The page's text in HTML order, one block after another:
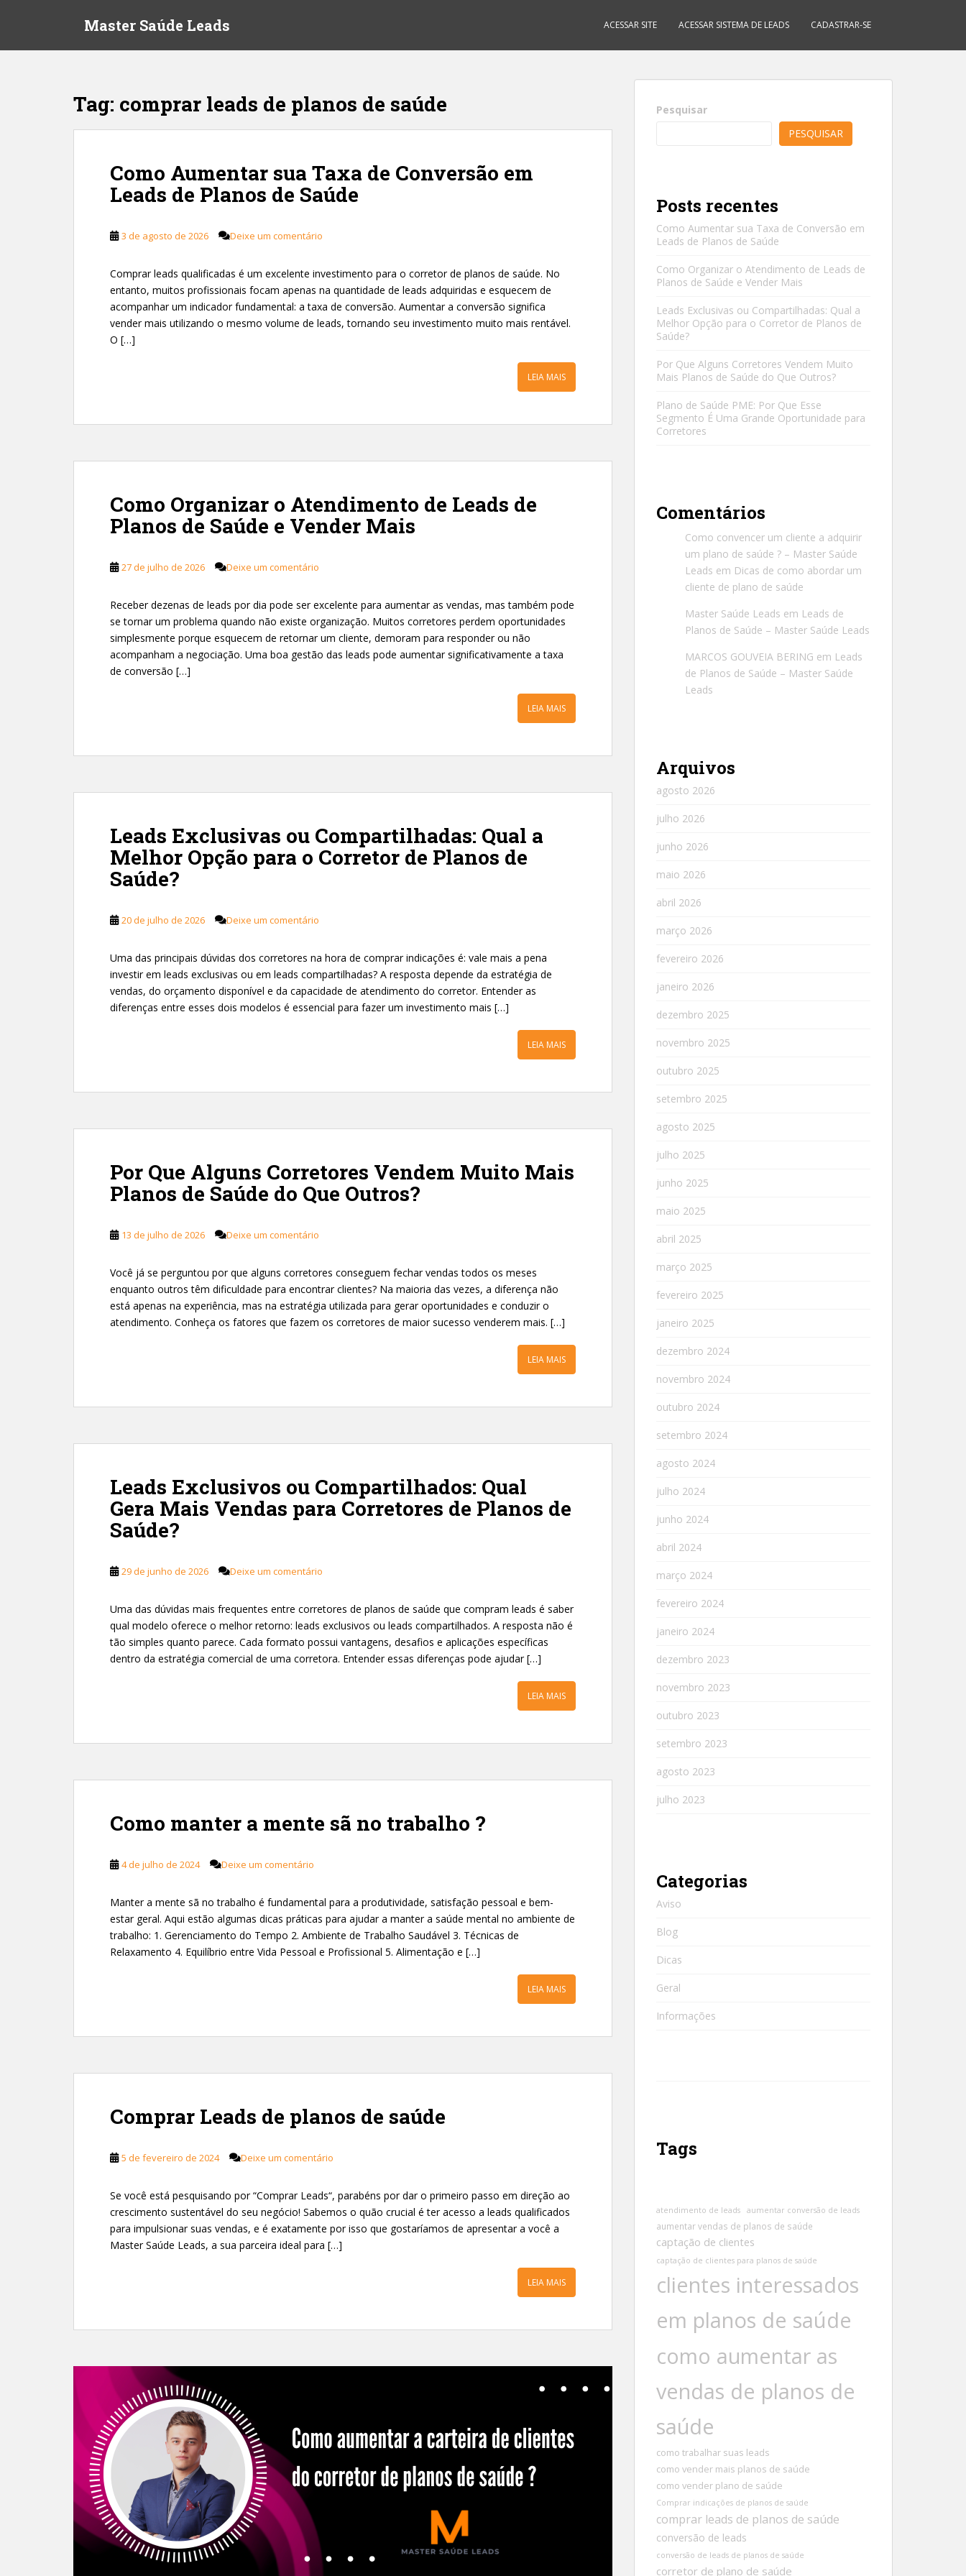
Master Saúde Leads ACESSAR SITE ACESSAR SISTEMA DE LEADS CADASTRAR-SE
Tag: comprar leads de planos de saúde
Como Aumentar sua Taxa de Conversão em
Leads de Planos de Saúde
3 de agosto de 2026 Deixe um comentário
Comprar leads qualificadas é um excelente investimento para o corretor de planos de saúde. No
entanto, muitos profissionais focam apenas na quantidade de leads adquiridas e esquecem de
acompanhar um indicador fundamental: a taxa de conversão. Aumentar a conversão significa
vender mais utilizando o mesmo volume de leads, tornando seu investimento muito mais rentável.
O […]
LEIA MAIS
Como Organizar o Atendimento de Leads de
Planos de Saúde e Vender Mais
27 de julho de 2026 Deixe um comentário
Receber dezenas de leads por dia pode ser excelente para aumentar as vendas, mas também pode
se tornar um problema quando não existe organização. Muitos corretores perdem oportunidades
simplesmente porque esquecem de retornar um cliente, demoram para responder ou não
acompanham a negociação. Uma boa gestão das leads pode aumentar significativamente a taxa
de conversão […]
LEIA MAIS
Leads Exclusivas ou Compartilhadas: Qual a
Melhor Opção para o Corretor de Planos de
Saúde?
20 de julho de 2026 Deixe um comentário
Uma das principais dúvidas dos corretores na hora de comprar indicações é: vale mais a pena
investir em leads exclusivas ou em leads compartilhadas? A resposta depende da estratégia de
vendas, do orçamento disponível e da capacidade de atendimento do corretor. Entender as
diferenças entre esses dois modelos é essencial para fazer um investimento mais […]
LEIA MAIS
Por Que Alguns Corretores Vendem Muito Mais
Planos de Saúde do Que Outros?
13 de julho de 2026 Deixe um comentário
Você já se perguntou por que alguns corretores conseguem fechar vendas todos os meses
enquanto outros têm dificuldade para encontrar clientes? Na maioria das vezes, a diferença não
está apenas na experiência, mas na estratégia utilizada para gerar oportunidades e conduzir o
atendimento. Conheça os fatores que fazem os corretores de maior sucesso venderem mais. […]
LEIA MAIS
Leads Exclusivos ou Compartilhados: Qual
Gera Mais Vendas para Corretores de Planos de
Saúde?
29 de junho de 2026 Deixe um comentário
Uma das dúvidas mais frequentes entre corretores de planos de saúde que compram leads é saber
qual modelo oferece o melhor retorno: leads exclusivos ou leads compartilhados. A resposta não é
tão simples quanto parece. Cada formato possui vantagens, desafios e aplicações específicas
dentro da estratégia comercial de uma corretora. Entender essas diferenças pode ajudar […]
LEIA MAIS
Como manter a mente sã no trabalho ?
4 de julho de 2024 Deixe um comentário
Manter a mente sã no trabalho é fundamental para a produtividade, satisfação pessoal e bem-
estar geral. Aqui estão algumas dicas práticas para ajudar a manter a saúde mental no ambiente de
trabalho: 1. Gerenciamento do Tempo 2. Ambiente de Trabalho Saudável 3. Técnicas de
Relaxamento 4. Equilíbrio entre Vida Pessoal e Profissional 5. Alimentação e […]
LEIA MAIS
Comprar Leads de planos de saúde
5 de fevereiro de 2024 Deixe um comentário
Se você está pesquisando por “Comprar Leads“, parabéns por dar o primeiro passo em direção ao
crescimento sustentável do seu negócio! Sabemos o quão crucial é ter acesso a leads qualificados
para impulsionar suas vendas, e é exatamente por isso que gostaríamos de apresentar a você a
Master Saúde Leads, a sua parceira ideal para […]
LEIA MAIS
Pesquisar
PESQUISAR
Posts recentes
Como Aumentar sua Taxa de Conversão em
Leads de Planos de Saúde
Como Organizar o Atendimento de Leads de
Planos de Saúde e Vender Mais
Leads Exclusivas ou Compartilhadas: Qual a
Melhor Opção para o Corretor de Planos de
Saúde?
Por Que Alguns Corretores Vendem Muito
Mais Planos de Saúde do Que Outros?
Plano de Saúde PME: Por Que Esse
Segmento É Uma Grande Oportunidade para
Corretores
Comentários
Como convencer um cliente a adquirir
um plano de saúde ? – Master Saúde
Leads em Dicas de como abordar um
cliente de plano de saúde
Master Saúde Leads em Leads de
Planos de Saúde – Master Saúde Leads
MARCOS GOUVEIA BERING em Leads
de Planos de Saúde – Master Saúde
Leads
Arquivos
agosto 2026
julho 2026
junho 2026
maio 2026
abril 2026
março 2026
fevereiro 2026
janeiro 2026
dezembro 2025
novembro 2025
outubro 2025
setembro 2025
agosto 2025
julho 2025
junho 2025
maio 2025
abril 2025
março 2025
fevereiro 2025
janeiro 2025
dezembro 2024
novembro 2024
outubro 2024
setembro 2024
agosto 2024
julho 2024
junho 2024
abril 2024
março 2024
fevereiro 2024
janeiro 2024
dezembro 2023
novembro 2023
outubro 2023
setembro 2023
agosto 2023
julho 2023
Categorias
Aviso
Blog
Dicas
Geral
Informações
Tags
atendimento de leads aumentar conversão de leads
aumentar vendas de planos de saúde
captação de clientes
captação de clientes para planos de saúde
clientes interessados
em planos de saúde
como aumentar as
vendas de planos de
saúde
como trabalhar suas leads
como vender mais planos de saúde
como vender plano de saúde
Comprar indicações de planos de saúde
comprar leads de planos de saúde
conversão de leads
conversão de leads de planos de saúde
corretor de plano de saúde